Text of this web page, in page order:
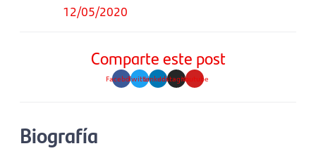
12/05/2020
Comparte este post
FacebookTwitterLinkedinInstagramYoutube
Biografía